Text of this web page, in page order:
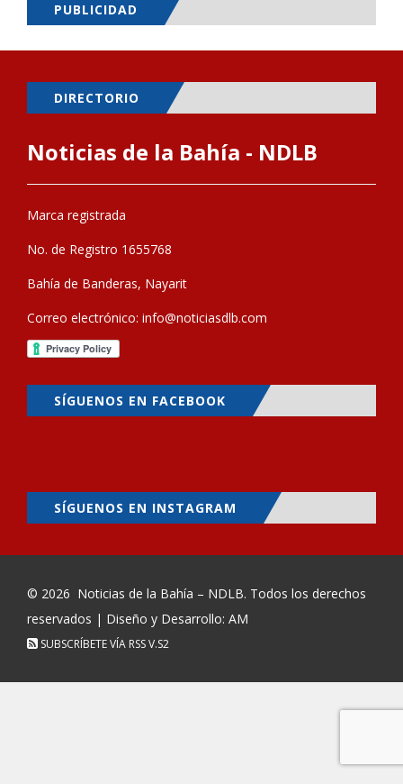
PUBLICIDAD
DIRECTORIO
Noticias de la Bahía - NDLB
Marca registrada
No. de Registro 1655768
Bahía de Banderas, Nayarit
Correo electrónico: info@noticiasdlb.com
SÍGUENOS EN FACEBOOK
SÍGUENOS EN INSTAGRAM
© 2026 Noticias de la Bahía – NDLB. Todos los derechos
reservados | Diseño y Desarrollo: AM
SUBSCRÍBETE VÍA RSSV.S2